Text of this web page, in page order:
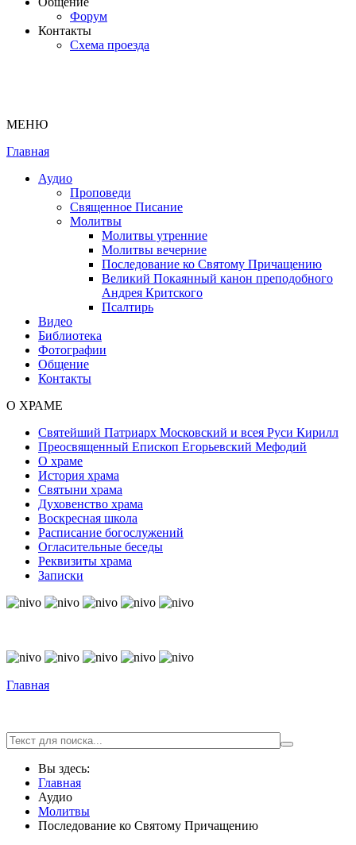
Форум
Контакты
Схема проезда
МЕНЮ
Главная
Аудио
Проповеди
Священное Писание
Молитвы
Молитвы утренние
Молитвы вечерние
Последование ко Святому Причащению
Великий Покаянный канон преподобного
Андрея Критского
Псалтирь
Видео
Библиотека
Фотографии
Общение
Контакты
О ХРАМЕ
Святейший Патриарх Московский и всея Руси Кирилл
Преосвященный Епископ Егорьевский Мефодий
О храме
История храма
Святыни храма
Духовенство храма
Воскресная школа
Расписание богослужений
Огласительные беседы
Реквизиты храма
Записки
Главная
Вы здесь:
Главная
Аудио
Молитвы
Последование ко Святому Причащению